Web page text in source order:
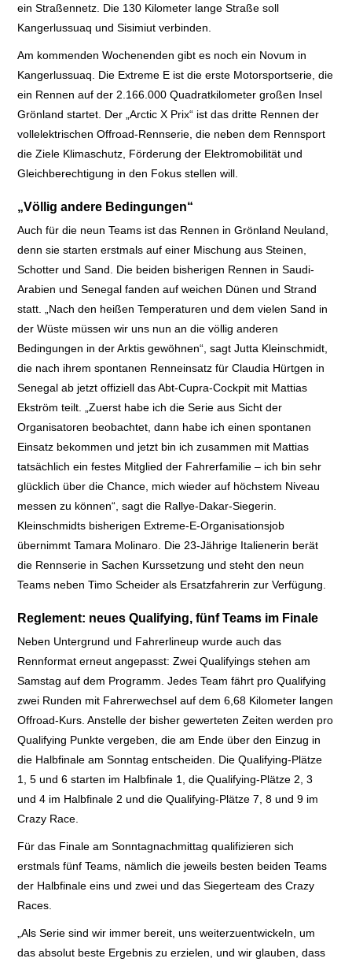
A BIS Z
KONTAKT
ein Straßennetz. Die 130 Kilometer lange Straße soll
Kangerlussuaq und Sisimiut verbinden.
Am kommenden Wochenenden gibt es noch ein Novum in
Kangerlussuaq. Die Extreme E ist die erste Motorsportserie, die
ein Rennen auf der 2.166.000 Quadratkilometer großen Insel
Grönland startet. Der „Arctic X Prix“ ist das dritte Rennen der
vollelektrischen Offroad-Rennserie, die neben dem Rennsport
die Ziele Klimaschutz, Förderung der Elektromobilität und
Gleichberechtigung in den Fokus stellen will.
„Völlig andere Bedingungen“
Auch für die neun Teams ist das Rennen in Grönland Neuland,
denn sie starten erstmals auf einer Mischung aus Steinen,
Schotter und Sand. Die beiden bisherigen Rennen in Saudi-
Arabien und Senegal fanden auf weichen Dünen und Strand
statt. „Nach den heißen Temperaturen und dem vielen Sand in
der Wüste müssen wir uns nun an die völlig anderen
Bedingungen in der Arktis gewöhnen“, sagt Jutta Kleinschmidt,
die nach ihrem spontanen Renneinsatz für Claudia Hürtgen in
Senegal ab jetzt offiziell das Abt-Cupra-Cockpit mit Mattias
Ekström teilt. „Zuerst habe ich die Serie aus Sicht der
Organisatoren beobachtet, dann habe ich einen spontanen
Einsatz bekommen und jetzt bin ich zusammen mit Mattias
tatsächlich ein festes Mitglied der Fahrerfamilie – ich bin sehr
glücklich über die Chance, mich wieder auf höchstem Niveau
messen zu können“, sagt die Rallye-Dakar-Siegerin.
Kleinschmidts bisherigen Extreme-E-Organisationsjob
übernimmt Tamara Molinaro. Die 23-Jährige Italienerin berät
die Rennserie in Sachen Kurssetzung und steht den neun
Teams neben Timo Scheider als Ersatzfahrerin zur Verfügung.
Reglement: neues Qualifying, fünf Teams im Finale
Neben Untergrund und Fahrerlineup wurde auch das
Rennformat erneut angepasst: Zwei Qualifyings stehen am
Samstag auf dem Programm. Jedes Team fährt pro Qualifying
zwei Runden mit Fahrerwechsel auf dem 6,68 Kilometer langen
Offroad-Kurs. Anstelle der bisher gewerteten Zeiten werden pro
Qualifying Punkte vergeben, die am Ende über den Einzug in
die Halbfinale am Sonntag entscheiden. Die Qualifying-Plätze
1, 5 und 6 starten im Halbfinale 1, die Qualifying-Plätze 2, 3
und 4 im Halbfinale 2 und die Qualifying-Plätze 7, 8 und 9 im
Crazy Race.
Für das Finale am Sonntagnachmittag qualifizieren sich
erstmals fünf Teams, nämlich die jeweils besten beiden Teams
der Halbfinale eins und zwei und das Siegerteam des Crazy
Races.
„Als Serie sind wir immer bereit, uns weiterzuentwickeln, um
das absolut beste Ergebnis zu erzielen, und wir glauben, dass